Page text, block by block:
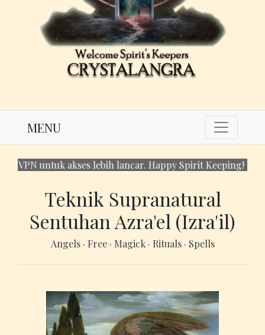
MENU
untuk akses lebih lancar. Happy Spirit Keeping!
Teknik Supranatural
Sentuhan Azra'el (Izra'il)
Angels · Free · Magick · Rituals · Spells